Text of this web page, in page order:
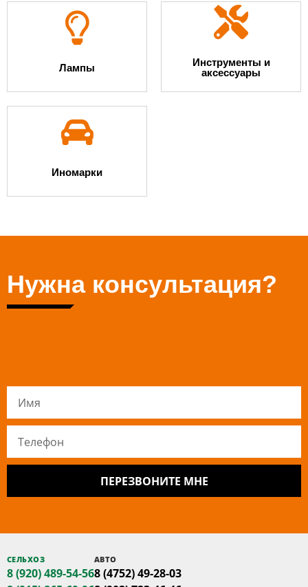
Лампы
Скачать прайс-лист
Инструменты и
аксессуары
Иномарки
Нужна консультация?
ПЕРЕЗВОНИТЕ МНЕ
СЕЛЬХОЗ
8 (920) 489-54-56
АВТО
8 (4752) 49-28-03